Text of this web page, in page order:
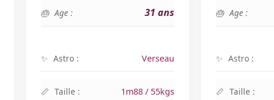
Age : 31 ans
Astro : Verseau
Taille : 1m88 / 55kgs
Age :
Astro :
Taille :